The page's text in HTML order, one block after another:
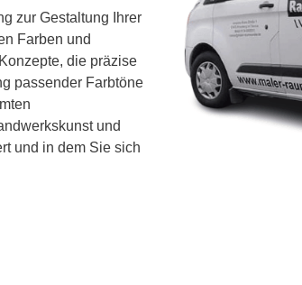
zur Gestaltung Ihrer
Farben und
die präzise
passender Farbtöne
und
und in dem Sie sich